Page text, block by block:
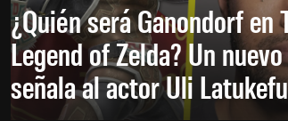
¿Quién será Ganondorf en
Legend of Zelda? Un
señala al actor Uli Latukefu